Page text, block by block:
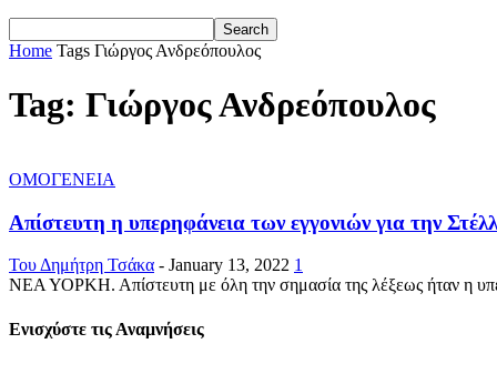
Home Tags Γιώργος Ανδρεόπουλος
Tag: Γιώργος Ανδρεόπουλος
ΟΜΟΓΕΝΕΙΑ
Απίστευτη η υπερηφάνεια των εγγονιών για την
Του Δημήτρη Τσάκα - January 13, 2022 1
ΝΕΑ ΥΟΡΚΗ. Απίστευτη με όλη την σημασία της λέξεως ήταν η
Ενισχύστε τις Αναμνήσεις